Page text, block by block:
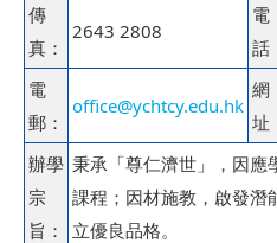
傳
真：
2643 2808
電
話
電
郵：
office@ychtcy.edu.hk
網
址
辦學
宗
旨：
秉承「尊仁濟世」，因應
課程；因材施教，啟發潛
立優良品格。